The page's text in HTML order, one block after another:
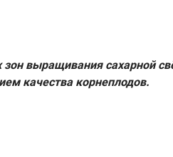
зон выращивания сахарной
качества корнеплодов.